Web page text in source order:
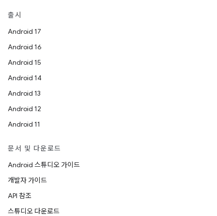
출시
Android 17
Android 16
Android 15
Android 14
Android 13
Android 12
Android 11
문서 및 다운로드
Android 스튜디오 가이드
개발자 가이드
API 참조
스튜디오 다운로드